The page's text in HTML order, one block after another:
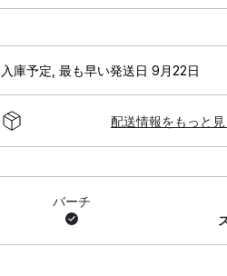
入庫予定 最も早い発送日 9月22日
配送情報をもっと見
バーチ